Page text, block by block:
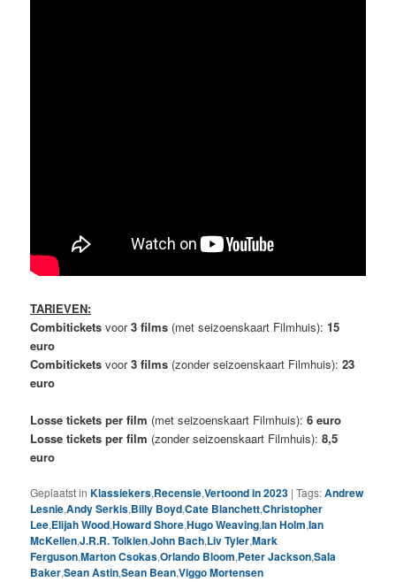
TARIEVEN:
Combiticketsvoor3 films (met seizoenskaart Filmhuis): 15
euro
Combiticketsvoor3 films (zonder seizoenskaart Filmhuis): 23
euro
Losse tickets per film (met seizoenskaart Filmhuis): 6 euro
Losse tickets per film (zonder seizoenskaart Filmhuis): 8,5
euro
Geplaatst in Klassiekers,Recensie,Vertoond in 2023 |Tags:Andrew
Lesnie,Andy Serkis,Billy Boyd,Cate Blanchett,Christopher
Lee,Elijah Wood,Howard Shore,Hugo Weaving,Ian Holm,Ian
McKellen,J.R.R. Tolkien,John Bach,Liv Tyler,Mark
Ferguson,Marton Csokas,Orlando Bloom,Peter Jackson,Sala
Baker,Sean Astin,Sean Bean,Viggo Mortensen